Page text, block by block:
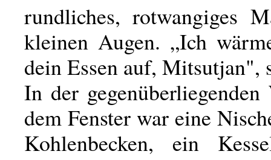
rundliches, rotwangiges
kleinen Augen. „Ich
dein Essen auf, Mitsutjan",
In der
dem Fenster war eine
Kohlenbecken, ein